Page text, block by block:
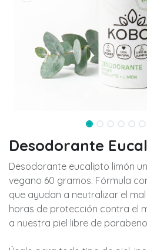
Desodorante
Desodorante eucalipto limón
vegano 60 gramos. Fórmula
que ayudan a neutralizar el mal
horas de protección contra el
a nuestra piel libre de